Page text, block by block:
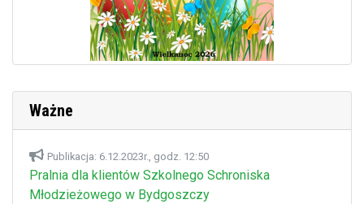
Ważne
Publikacja: 6.12.2023r., godz. 12:50
Pralnia dla klientów Szkolnego Schroniska
Młodzieżowego w Bydgoszczy